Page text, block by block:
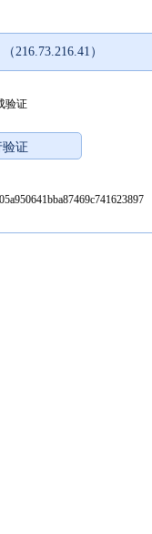
216.73.216.41）
验证